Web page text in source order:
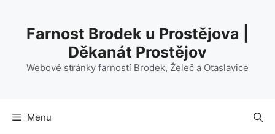
obsahFarnost Brodek u Prostějova |
Děkanát Prostějov
Webové stránky farností Brodek, Želeč a Otaslavice
Menu